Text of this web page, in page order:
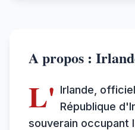
A propos :
L' Irlande,
République
souverain occupant